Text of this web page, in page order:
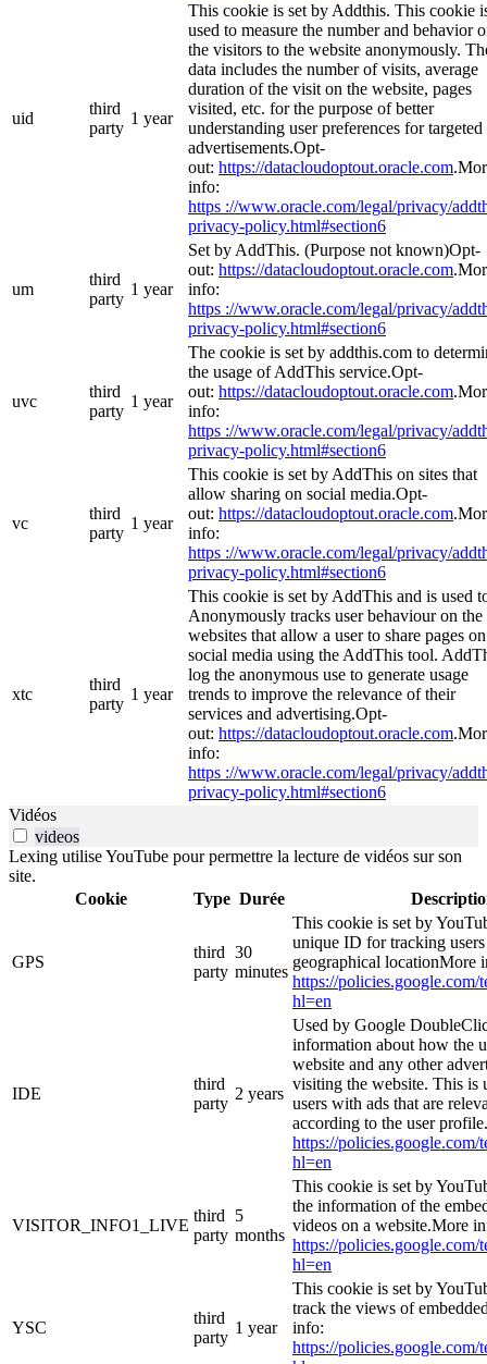
uid
third
party
1 year
This cookie is set by Addthis. This cookie
used to measure the number and behavior
the visitors to the website anonymously.
data includes the number of visits, average
duration of the visit on the website, pages
visited, etc. for the purpose of better
understanding user preferences for targeted
advertisements.Opt-
out: https://datacloudoptout.oracle.com
info:
https ://www.oracle.com/legal/privacy/
privacy-policy.html#section6
um
third
party
1 year
Set by AddThis. (Purpose not known)Opt-
out: https://datacloudoptout.oracle.com
info:
https ://www.oracle.com/legal/privacy/
privacy-policy.html#section6
uvc
third
party
1 year
The cookie is set by addthis.com to
the usage of AddThis service.Opt-
out: https://datacloudoptout.oracle.com
info:
https ://www.oracle.com/legal/privacy/
privacy-policy.html#section6
vc
third
party
1 year
This cookie is set by AddThis on sites that
allow sharing on social media.Opt-
out: https://datacloudoptout.oracle.com
info:
https ://www.oracle.com/legal/privacy/
privacy-policy.html#section6
xtc
third
party
1 year
This cookie is set by AddThis and is used
Anonymously tracks user behaviour on the
websites that allow a user to share pages on
social media using the AddThis tool.
log the anonymous use to generate usage
trends to improve the relevance of their
services and advertising.Opt-
out: https://datacloudoptout.oracle.com
info:
https ://www.oracle.com/legal/privacy/
privacy-policy.html#section6
Vidéos
videos
Lexing utilise YouTube pour permettre la lecture de vidéos sur son
site.
Cookie
Type Durée
GPS
third
party
30
minutes
This cookie is set by
unique ID for tracking
geographical locationMore
https://policies.google.com/
hl=en
IDE
third
party
2 years
Used by Google
information about how the
website and any other
visiting the website. This is
users with ads that are
according to the user
https://policies.google.com/
hl=en
VISITOR_INFO1_LIVE
third
party
5
months
This cookie is set by
the information of the
videos on a website.More
https://policies.google.com/
hl=en
YSC
third
party
1 year
This cookie is set by
track the views of
info:
https://policies.google.com/